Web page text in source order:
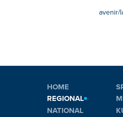
avenir/
HOME
REGIONAL
NATIONAL